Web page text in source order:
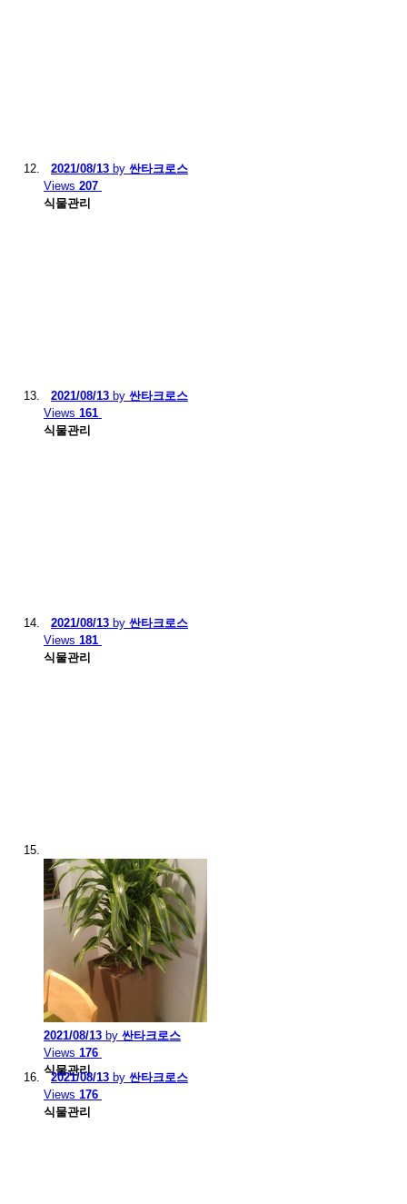
2021/08/13 by 싼타크로스
Views 207
식물관리
2021/08/13 by 싼타크로스
Views 161
식물관리
2021/08/13 by 싼타크로스
Views 181
식물관리
2021/08/13 by 싼타크로스
Views 176
식물관리
2021/08/13 by 싼타크로스
Views 176
식물관리